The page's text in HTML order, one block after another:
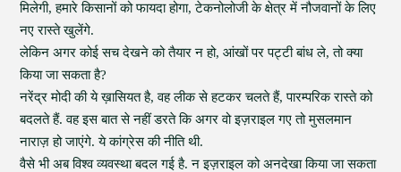
मिलेगी, हमारे किसानों को फायदा होगा, टेकनोलोजी के क्षेत्र में नौजवानों के लिए
नए रास्ते खुलेंगे.
लेकिन अगर कोई सच देखने को तैयार न हो, आंखों पर पट्टी बांध ले, तो क्या
किया जा सकता है?
नरेंद्र मोदी की ये ख़ासियत है, वह लीक से हटकर चलते हैं, पारम्परिक रास्ते को
बदलते हैं. वह इस बात से नहीं डरते कि अगर वो इज़राइल गए तो मुसलमान
नाराज़ हो जाएंगे. ये कांग्रेस की नीति थी.
वैसे भी अब विश्व व्यवस्था बदल गई है. न इज़राइल को अनदेखा किया जा सकता